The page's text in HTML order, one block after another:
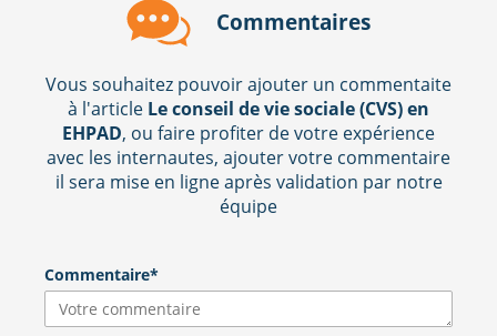
Commentaires
Vous souhaitez pouvoir ajouter un commentaite
à l'article Le conseil de vie sociale (CVS) en
EHPAD, ou faire profiter de votre expérience
avec les internautes, ajouter votre commentaire
il sera mise en ligne après validation par notre
équipe
Commentaire*